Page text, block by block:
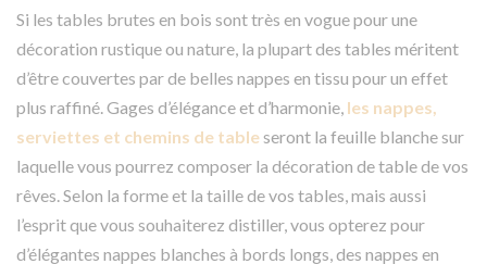
Si les tables brutes en bois sont très en vogue pour une
décoration rustique ou nature, la plupart des tables méritent
d’être couvertes par de belles nappes en tissu pour un effet
plus raffiné. Gages d’élégance et d’harmonie, les nappes,
serviettes et chemins de tableseront la feuille blanche sur
laquelle vous pourrez composer la décoration de table de vos
rêves. Selon la forme et la taille de vos tables, mais aussi
l’esprit que vous souhaiterez distiller, vous opterez pour
d’élégantes nappes blanches à bords longs, des nappes en